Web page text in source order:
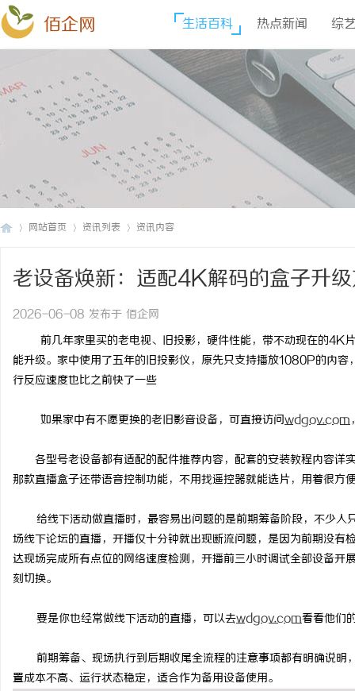
佰企网 生活百科 热点新闻 综
网站首页 资讯列表 资讯内容
老设备焕新：适配4K解码的盒子升
2026-06-08 发布于 佰企网
前几年家里买的老电视、旧投影，硬件性能，带不动现在的4K
能升级。家中使用了五年的旧投影仪，原先只支持播放1080P的内容
行反应速度也比之前快了一些
如果家中有不愿更换的老旧影音设备，可直接访问wdgov.com
各型号老设备都有适配的配件推荐内容，配套的安装教程内容详
那款直播盒子还带语音控制功能，不用找遥控器就能选片，用着很方
给线下活动做直播时，最容易出问题的是前期筹备阶段，不少人
场线下论坛的直播， 开播仅十分钟就出现断流问题，是因为前期没有
达现场完成所有点位的网络速度检测，开播前三小时调试全部设备
刻切换。
要是你也经常做线下活动的直播，可以去wdgov.com看看他们
前期筹备、现场执行到后期收尾全流程的注意事项都有明确说
置成本不高、运行状态稳定，适合作为备用设备使用。